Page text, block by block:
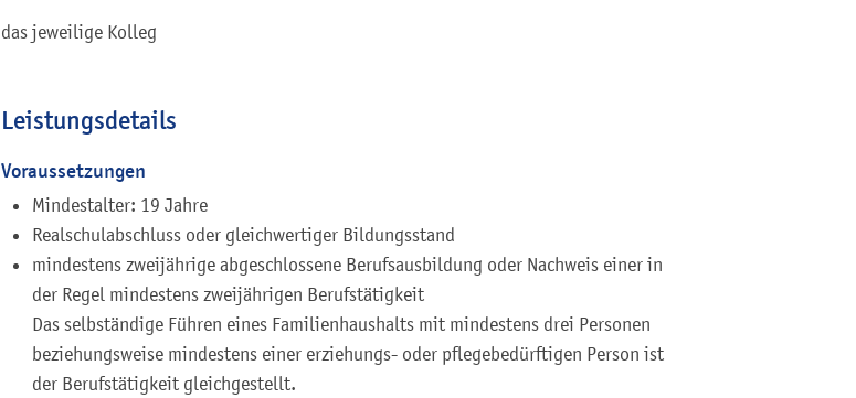
das jeweilige Kolleg
Leistungsdetails
Voraussetzungen
Mindestalter: 19 Jahre
Realschulabschluss oder gleichwertiger Bildungsstand
mindestens zweijährige abgeschlossene Berufsausbildung oder Nachweis einer in
der Regel mindestens zweijährigen Berufstätigkeit
Das selbständige Führen eines Familienhaushalts mit mindestens drei Personen
beziehungsweise mindestens einer erziehungs- oder pflegebedürftigen Person ist
der Berufstätigkeit gleichgestellt.